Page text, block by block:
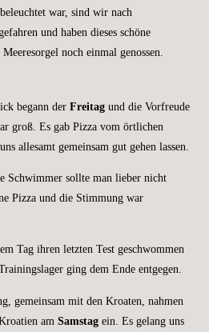
war, sind wir nach
und haben dieses schöne
noch einmal genossen.
begann derFreitag und die Vorfreude
groß. Es gab Pizza vom örtlichen
allesamt gemeinsam gut gehen lassen.
Schwimmer sollte man lieber nicht
Pizza und die Stimmung war
Tag ihren letzten Test geschwommen
ging dem Ende entgegen.
gemeinsam mit den Kroaten, nahmen
amSamstag ein. Es gelang uns